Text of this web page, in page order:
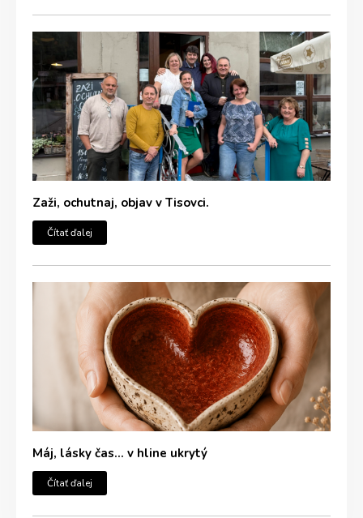
Zaži, ochutnaj, objav v Tisovci.
Čítať ďalej
Máj, lásky čas… v hline ukrytý
Čítať ďalej